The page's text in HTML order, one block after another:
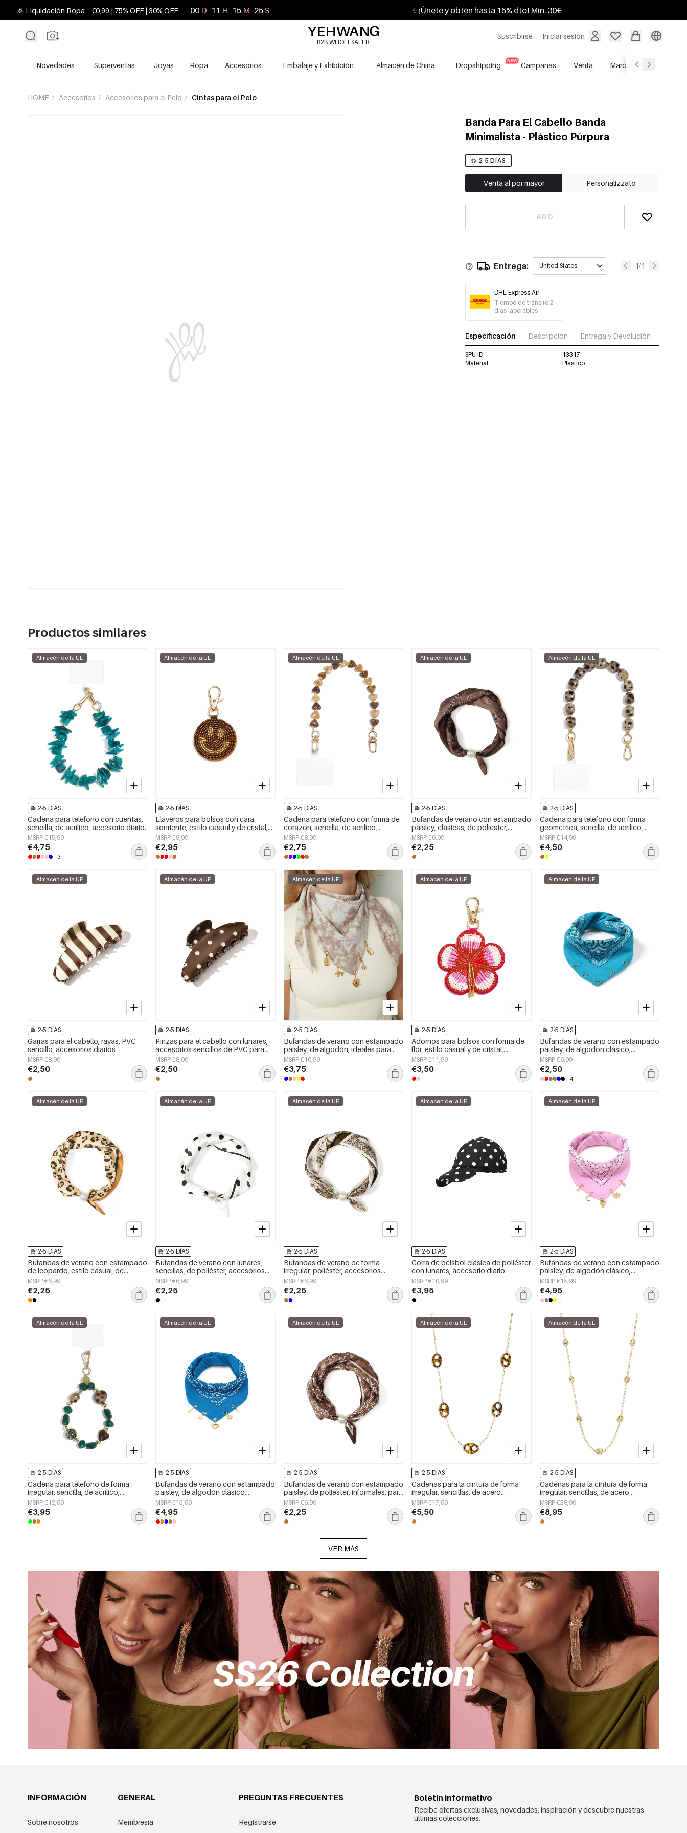
🎉 Liquidación Ropa – €0,99 | 75% OFF | 30% OFF 00 D 11 H 15 M 24S ✨¡Únete y obtén hasta 15% dto! Mín. 30€
Suscribirse Iniciar sesión
B2B WHOLESALER
Novedades Súperventas Joyas Ropa Accesorios Embalaje y Exhibición Almacén de China Dropshipping Campañas Venta Marcas
HOME / Accesorios / Accesorios para el Pelo / Cintas para el Pelo
Banda Para El Cabello Banda
Minimalista - Plástico Púrpura
2-5 DÍAS
Venta al por mayor Personalizzato
ADD
Entrega: United States 1/1
DHL Express Air
Tiempo de tránsito 2
días laborables
Especificación Descripción Entrega y Devolución
SPU ID
13317
Material
Plástico
Productos similares
Almacén de la UE
2-5 DÍAS
Cadena para teléfono con cuentas,
sencilla, de acrílico, accesorio diario.
MSRP €15,99
€4,75
+3
Almacén de la UE
2-5 DÍAS
Llaveros para bolsos con cara
sonriente, estilo casual y de cristal,
accesorios diarios.
MSRP €9,99
€2,95
Almacén de la UE
2-5 DÍAS
Cadena para teléfono con forma de
corazón, sencilla, de acrílico,
accesorio diario.
MSRP €8,99
€2,75
Almacén de la UE
2-5 DÍAS
Bufandas de verano con estampado
paisley, clásicas, de poliéster,
accesorios para el día a día.
MSRP €6,99
€2,25
Almacén de la UE
2-5 DÍAS
Cadena para teléfono con forma
geométrica, sencilla, de acrílico,
accesorio de uso diario.
MSRP €14,99
€4,50
Almacén de la UE
2-5 DÍAS
Garras para el cabello, rayas, PVC
sencillo, accesorios diarios
MSRP €8,99
€2,50
Almacén de la UE
2-5 DÍAS
Pinzas para el cabello con lunares,
accesorios sencillos de PVC para
uso diario
MSRP €8,99
€2,50
Almacén de la UE
2-5 DÍAS
Bufandas de verano con estampado
paisley, de algodón, ideales para
vacaciones y uso diario.
MSRP €10,99
€3,75
Almacén de la UE
2-5 DÍAS
Adornos para bolsos con forma de
flor, estilo casual y de cristal,
accesorios diarios.
MSRP €11,99
€3,50
Almacén de la UE
2-5 DÍAS
Bufandas de verano con estampado
paisley, de algodón clásico,
accesorios para el día a día.
MSRP €6,99
€2,50
+4
Almacén de la UE
2-5 DÍAS
Bufandas de verano con estampado
de leopardo, estilo casual, de
poliéster, accesorios para el día a
día.
MSRP €6,99
€2,25
Almacén de la UE
2-5 DÍAS
Bufandas de verano con lunares,
sencillas, de poliéster, accesorios
para el día a día.
MSRP €6,99
€2,25
Almacén de la UE
2-5 DÍAS
Bufandas de verano de forma
irregular, poliéster, accesorios
diarios
MSRP €6,99
€2,25
Almacén de la UE
2-5 DÍAS
Gorra de béisbol clásica de poliéster
con lunares, accesorio diario.
MSRP €10,99
€3,95
Almacén de la UE
2-5 DÍAS
Bufandas de verano con estampado
paisley, de algodón clásico,
accesorios para el día a día.
MSRP €15,99
€4,95
Almacén de la UE
2-5 DÍAS
Cadena para teléfono de forma
irregular, sencilla, de acrílico,
accesorio de uso diario.
MSRP €12,99
€3,95
Almacén de la UE
2-5 DÍAS
Bufandas de verano con estampado
paisley, de algodón clásico,
accesorios para el día a día.
MSRP €15,99
€4,95
Almacén de la UE
2-5 DÍAS
Bufandas de verano con estampado
paisley, de poliéster, informales, para
uso diario.
MSRP €6,99
€2,25
Almacén de la UE
2-5 DÍAS
Cadenas para la cintura de forma
irregular, sencillas, de acero
inoxidable, accesorios de uso diario.
MSRP €17,99
€5,50
Almacén de la UE
2-5 DÍAS
Cadenas para la cintura de forma
irregular, sencillas, de acero
inoxidable, accesorios de uso diario.
MSRP €28,99
€8,95
VER MÁS
INFORMACIÓN
Sobre nosotros
GENERAL
Membresía
PREGUNTAS FRECUENTES
Registrarse
Boletín informativo
Recibe ofertas exclusivas, novedades, inspiración y descubre nuestras
últimas colecciones.